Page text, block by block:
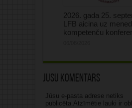
2026. gada 25.
LFB aicina uz
kompetenču
Jūsu komentārs
Jūsu e-pasta adrese netiks
publicēta.Atzīmētie lauki ir